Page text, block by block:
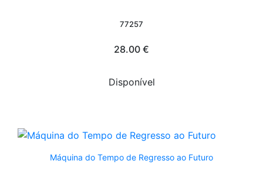
77257
28.00 €
Disponível
Máquina do Tempo de Regresso ao Futuro